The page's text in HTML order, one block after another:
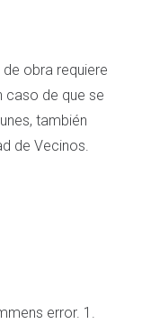
obra requiere
caso de que se
también
de Vecinos.
error. 1.